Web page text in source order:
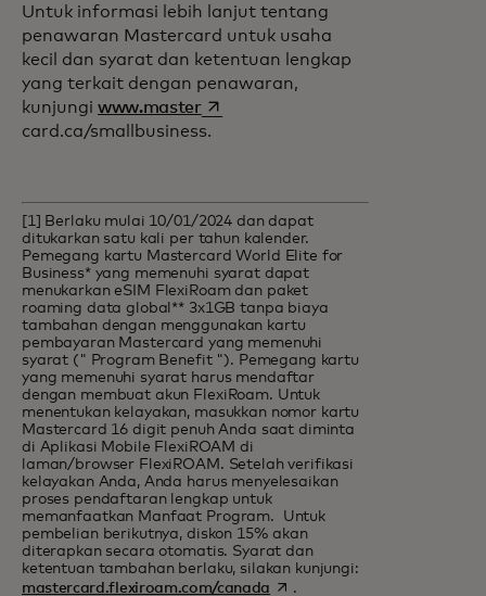
Untuk informasi lebih lanjut tentang
penawaran Mastercard untuk usaha
kecil dan syarat dan ketentuan lengkap
yang terkait dengan penawaran,
kunjungi www.masteropens in a new tab
card.ca/smallbusiness.
[1] Berlaku mulai 10/01/2024 dan dapat
ditukarkan satu kali per tahun kalender.
Pemegang kartu Mastercard World Elite for
Business* yang memenuhi syarat dapat
menukarkan eSIM FlexiRoam dan paket
roaming data global** 3x1GB tanpa biaya
tambahan dengan menggunakan kartu
pembayaran Mastercard yang memenuhi
syarat (" Program Benefit "). Pemegang kartu
yang memenuhi syarat harus mendaftar
dengan membuat akun FlexiRoam. Untuk
menentukan kelayakan, masukkan nomor kartu
Mastercard 16 digit penuh Anda saat diminta
di Aplikasi Mobile FlexiROAM di
laman/browser FlexiROAM. Setelah verifikasi
kelayakan Anda, Anda harus menyelesaikan
proses pendaftaran lengkap untuk
memanfaatkan Manfaat Program. Untuk
pembelian berikutnya, diskon 15% akan
diterapkan secara otomatis. Syarat dan
ketentuan tambahan berlaku, silakan kunjungi:
mastercard.flexiroam.com/canada opens in a new tab
.